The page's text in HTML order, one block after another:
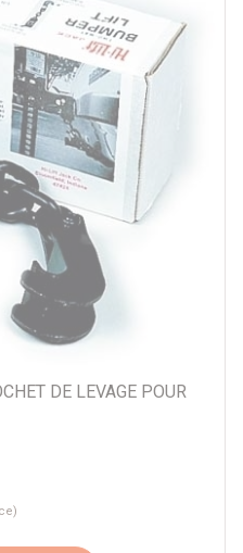
DE LEVAGE POUR